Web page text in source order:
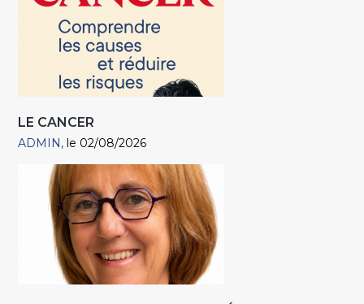
LE CANCER
ADMIN le 02/08/2026